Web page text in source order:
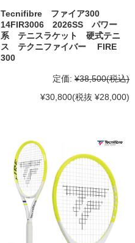
Tecnifibre ファイア300
14FIR3006 2026SS パワー
系 テニスラケット 硬式テニ
ス テクニファイバー FIRE
300
定価: ¥38,500(税込)
¥30,800(税抜 ¥28,000)